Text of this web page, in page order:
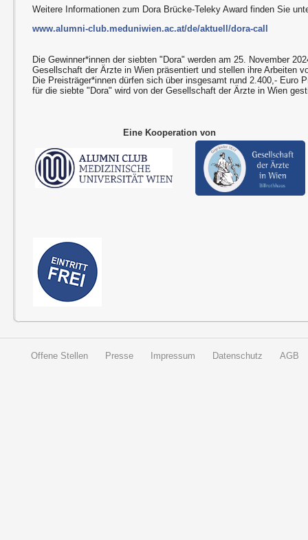
Weitere Informationen zum Dora Brücke-Teleky Award finden Sie
www.alumni-club.meduniwien.ac.at/de/aktuell/dora-call
Die Gewinner*innen der siebten "Dora" werden am 25. November
Gesellschaft der Ärzte in Wien präsentiert und stellen ihre Arbeiten
Die Preisträger*innen dürfen sich über insgesamt rund 2.400,- Euro
für die siebte "Dora" wird von der Gesellschaft der Ärzte in Wien
Eine Kooperation von
Offene Stellen Presse Impressum Datenschutz AGB